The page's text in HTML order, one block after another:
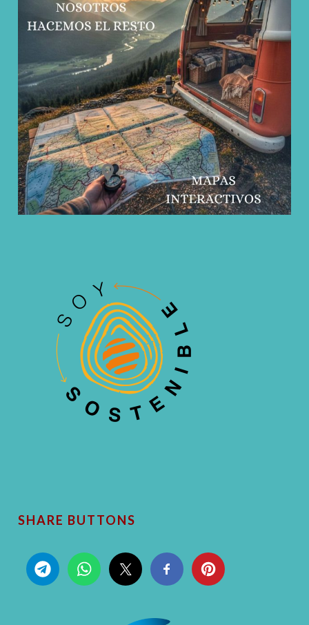
SHARE BUTTONS